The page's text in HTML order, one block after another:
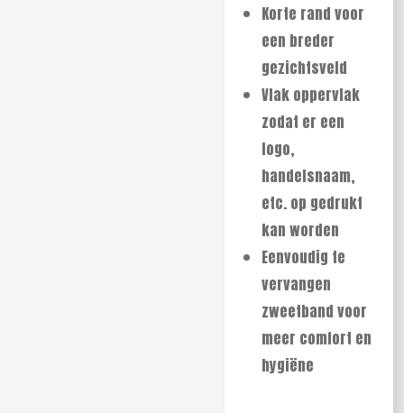
Korte rand voor
een breder
gezichtsveld
Vlak oppervlak
zodat er een
logo,
handelsnaam,
etc. op gedrukt
kan worden
Eenvoudig te
vervangen
zweetband voor
meer comfort en
hygiëne